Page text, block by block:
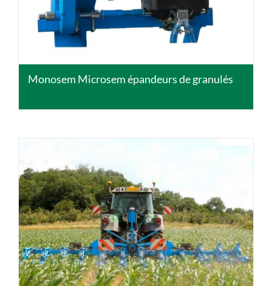
Monosem Microsem épandeurs de granulés
DETAILS